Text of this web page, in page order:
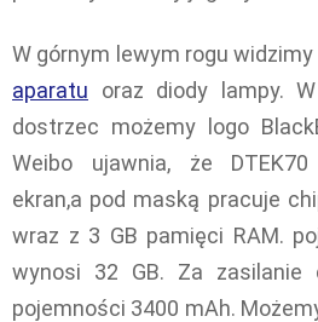
W górnym lewym rogu
aparatu oraz diody lampy.
dostrzec możemy logo
Weibo ujawnia, że
ekran,a pod maską pracuje
wraz z 3 GB pamięci RAM.
wynosi 32 GB. Za zasilanie
pojemności 3400 mAh.